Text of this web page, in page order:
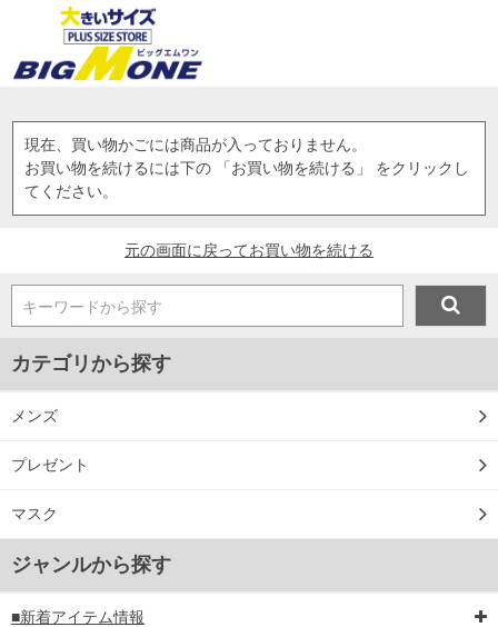
現在、買い物かごには商品が入っておりません。
お買い物を続けるには下の 「お買い物を続ける」 をクリックし
てください。
元の画面に戻ってお買い物を続ける
キーワードから探す
カテゴリから探す
メンズ
プレゼント
マスク
ジャンルから探す
■新着アイテム情報